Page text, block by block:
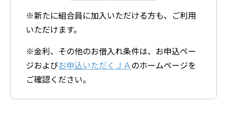
※新たに組合員に加入いただける方も、ご利用
いただけます。
※金利、その他のお借入れ条件は、お申込ペー
ジおよびお申込いただくＪＡのホームページを
ご確認ください。